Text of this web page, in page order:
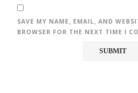
SAVE MY NAME, EMAIL, AND
BROWSER FOR THE NEXT TIME I